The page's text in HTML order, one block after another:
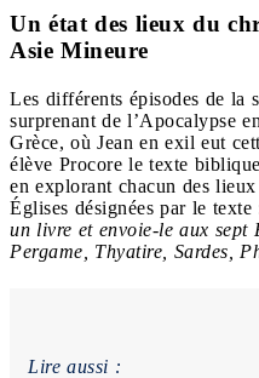
Un état des lieux du
Asie Mineure
Les différents épisodes de la
surprenant de l’Apocalypse
Grèce, où Jean en exil eut
élève Procore le texte
en explorant chacun des
Églises désignées par le texte
un livre et envoie-le aux sept
Pergame, Thyatire, Sardes,
Lire aussi :